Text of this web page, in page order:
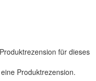
für dieses
Produktrezension.